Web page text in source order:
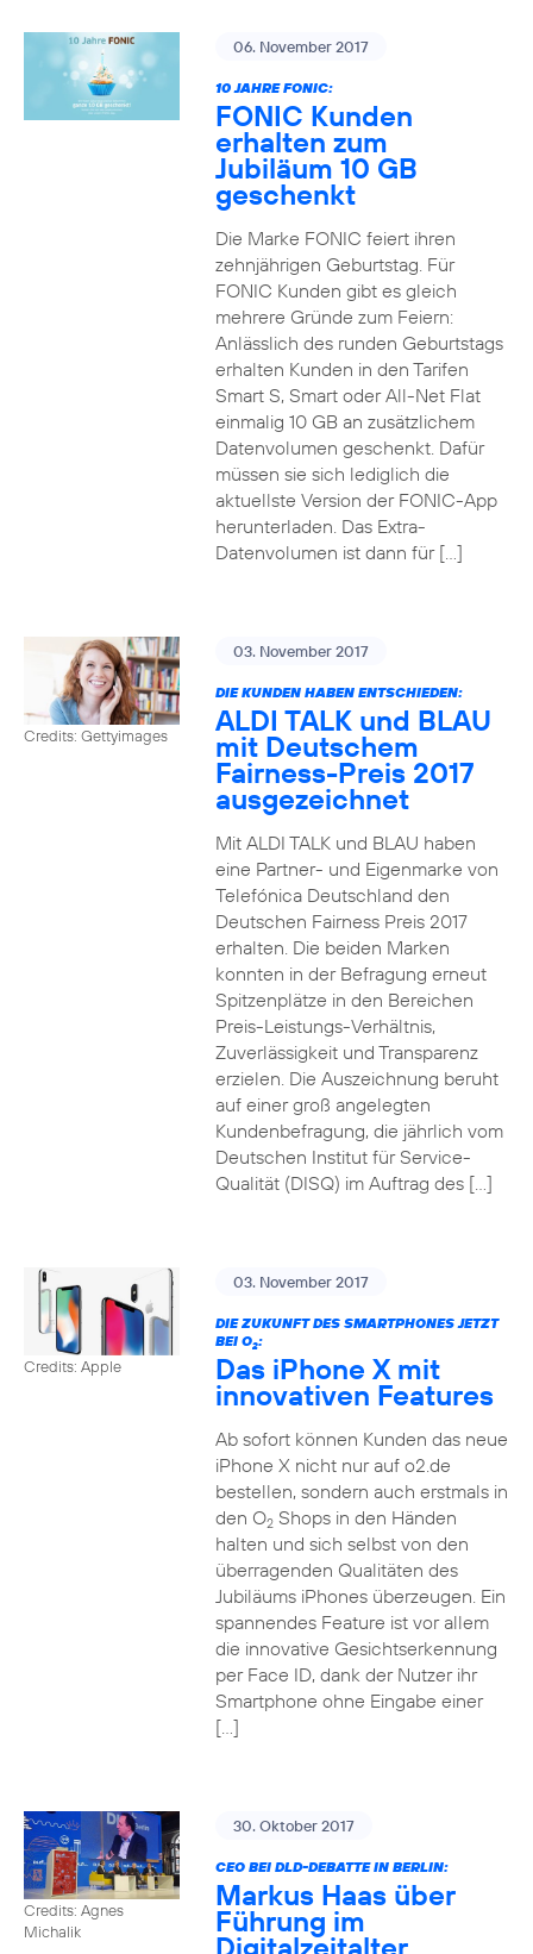
06. November 2017
10 JAHRE FONIC:
FONIC Kunden
erhalten zum
Jubiläum 10 GB
geschenkt
Die Marke FONIC feiert ihren
zehnjährigen Geburtstag. Für
FONIC Kunden gibt es gleich
mehrere Gründe zum Feiern:
Anlässlich des runden Geburtstags
erhalten Kunden in den Tarifen
Smart S, Smart oder All-Net Flat
einmalig 10 GB an zusätzlichem
Datenvolumen geschenkt. Dafür
müssen sie sich lediglich die
aktuellste Version der FONIC-App
herunterladen. Das Extra-
Datenvolumen ist dann für […]
Credits: Gettyimages
03. November 2017
DIE KUNDEN HABEN ENTSCHIEDEN:
ALDI TALK und BLAU
mit Deutschem
Fairness-Preis 2017
ausgezeichnet
Mit ALDI TALK und BLAU haben
eine Partner- und Eigenmarke von
Telefónica Deutschland den
Deutschen Fairness Preis 2017
erhalten. Die beiden Marken
konnten in der Befragung erneut
Spitzenplätze in den Bereichen
Preis-Leistungs-Verhältnis,
Zuverlässigkeit und Transparenz
erzielen. Die Auszeichnung beruht
auf einer groß angelegten
Kundenbefragung, die jährlich vom
Deutschen Institut für Service-
Qualität (DISQ) im Auftrag des […]
Credits: Apple
03. November 2017
DIE ZUKUNFT DES SMARTPHONES JETZT
BEI O2:
Das iPhone X mit
innovativen Features
Ab sofort können Kunden das neue
iPhone X nicht nur auf o2.de
bestellen, sondern auch erstmals in
den O2Shops in den Händen
halten und sich selbst von den
überragenden Qualitäten des
Jubiläums iPhones überzeugen. Ein
spannendes Feature ist vor allem
die innovative Gesichtserkennung
per Face ID, dank der Nutzer ihr
Smartphone ohne Eingabe einer
[…]
Credits: Agnes
Michalik
30. Oktober 2017
CEO BEI DLD-DEBATTE IN BERLIN:
Markus Haas über
Führung im
Digitalzeitalter